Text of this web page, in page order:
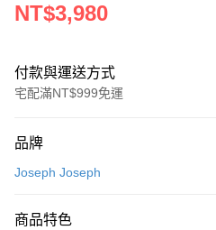
NT$3,980
付款與運送方式
宅配滿NT$999免運
信用卡一次付款
3 期 0 利率 每期
品牌
Joseph Joseph
商品特色